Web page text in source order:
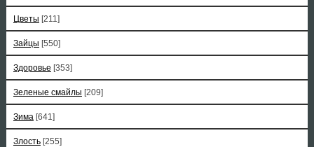
Цветы [211]
Зайцы [550]
Здоровье [353]
Зеленые смайлы [209]
Зима [641]
Злость [255]